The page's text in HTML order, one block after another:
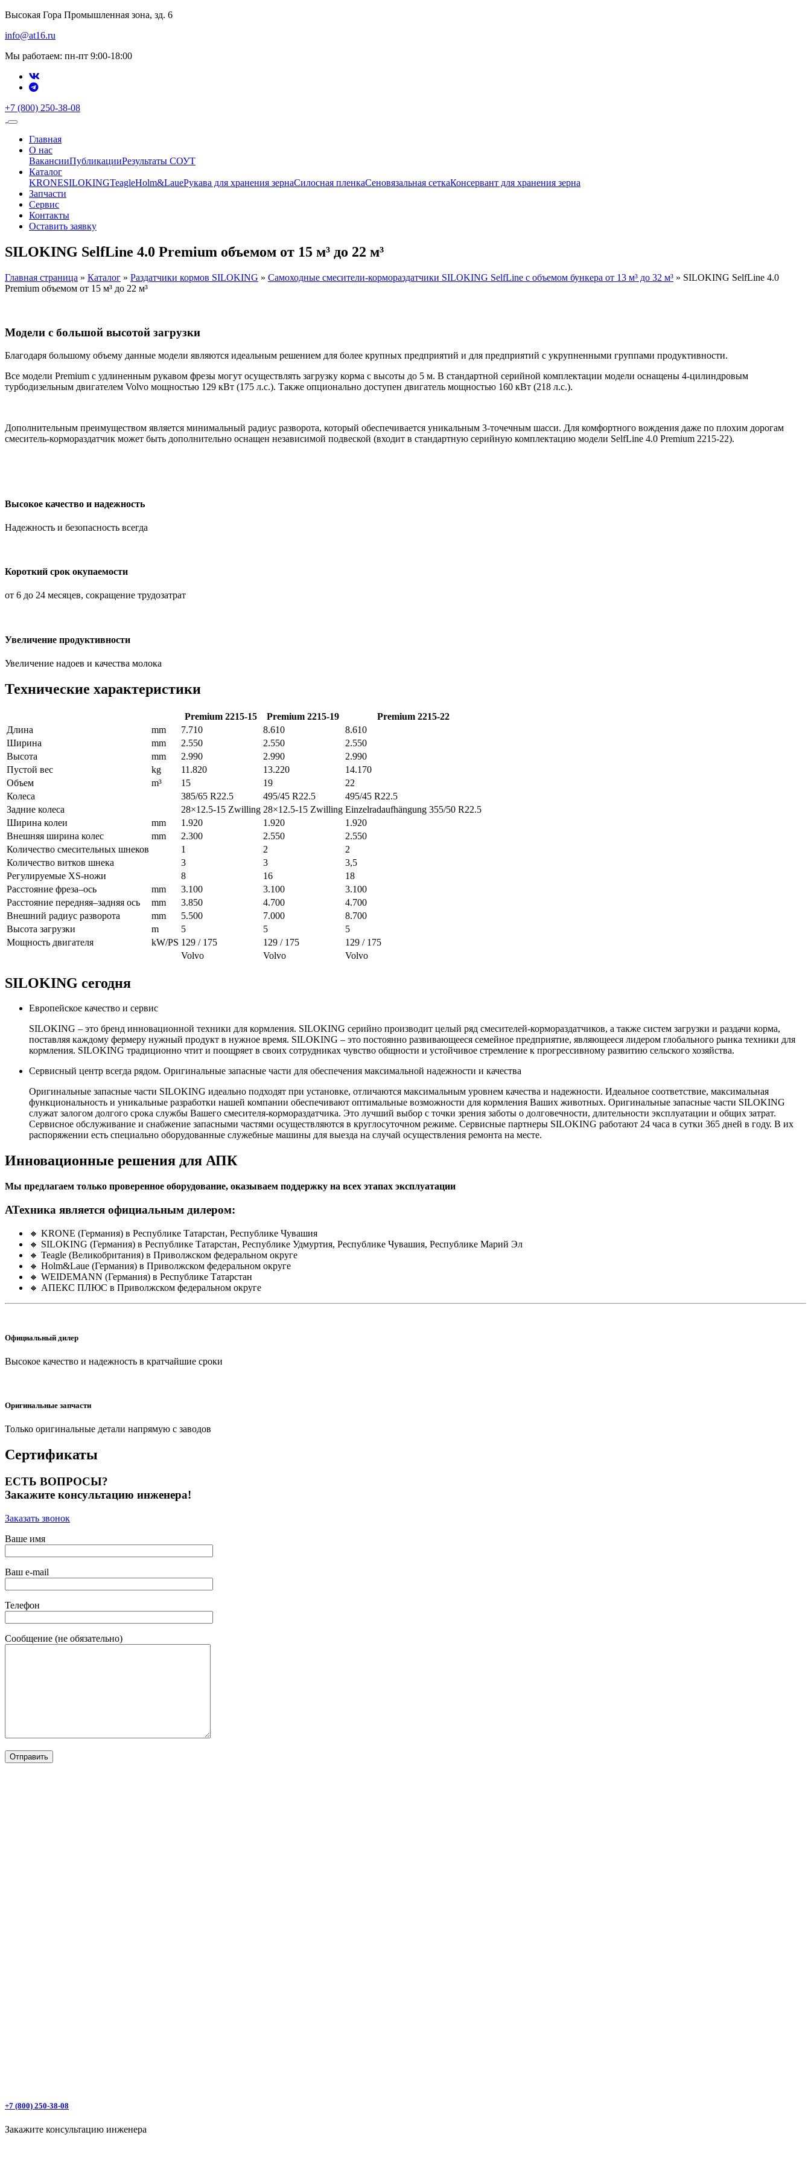
Высокая Гора Промышленная зона, зд. 6
info@at16.ru
Мы работаем: пн-пт 9:00-18:00
+7 (800) 250-38-08
Главная
О нас
ВакансииПубликацииРезультаты СОУТ
Каталог
KRONESILOKINGTeagleHolm&LaueРукава для хранения зернаСилосная пленкаСеновязальная сеткаКонсервант для хранения зерна
Запчасти
Сервис
Контакты
Оставить заявку
SILOKING SelfLine 4.0 Premium объемом от 15 м³ до 22 м³
Главная страница » Каталог » Раздатчики кормов SILOKING » Cамоходные смесители-кормораздатчики SILOKING SelfLine с объемом бункера от 13 м³ до 32 м³ » SILOKING SelfLine 4.0
Premium объемом от 15 м³ до 22 м³
Модели с большой высотой загрузки
Благодаря большому объему данные модели являются идеальным решением для более крупных предприятий и для предприятий с укрупненными группами продуктивности.
Все модели Premium с удлиненным рукавом фрезы могут осуществлять загрузку корма с высоты до 5 м. В стандартной серийной комплектации модели оснащены 4-цилиндровым
турбодизельным двигателем Volvo мощностью 129 кВт (175 л.с.). Также опционально доступен двигатель мощностью 160 кВт (218 л.с.).
Дополнительным преимуществом является минимальный радиус разворота, который обеспечивается уникальным 3-точечным шасси. Для комфортного вождения даже по плохим дорогам
смеситель-кормораздатчик может быть дополнительно оснащен независимой подвеской (входит в стандартную серийную комплектацию модели SelfLine 4.0 Premium 2215-22).
Высокое качество и надежность
Надежность и безопасность всегда
Короткий срок окупаемости
от 6 до 24 месяцев, сокращение трудозатрат
Увеличение продуктивности
Увеличение надоев и качества молока
Технические характеристики
Premium 2215-15 Premium 2215-19
Premium 2215-22
Длина
mm 7.710 8.610
8.610
Ширина
mm 2.550 2.550
2.550
Высота
mm 2.990 2.990
2.990
Пустой вес
kg 11.820 13.220
14.170
Объем
m³ 15 19
22
Колеса
385/65 R22.5 495/45 R22.5
495/45 R22.5
Задние колеса
28×12.5-15 Zwilling 28×12.5-15 Zwilling Einzelradaufhängung 355/50 R22.5
Ширина колеи
mm 1.920 1.920
1.920
Внешняя ширина колес
mm 2.300 2.550
2.550
Количество смесительных шнеков
1 2
2
Количество витков шнека
3 3
3,5
Регулируемые ХS-ножи
8 16
18
Расстояние фреза–ось
mm 3.100 3.100
3.100
Расстояние передняя–задняя ось
mm 3.850 4.700
4.700
Внешний радиус разворота
mm 5.500 7.000
8.700
Высота загрузки
m 5 5
5
Мощность двигателя
kW/PS 129 / 175 129 / 175
129 / 175
Volvo
Volvo Volvo
SILOKING сегодня
Европейское качество и сервис
SILOKING – это бренд инновационной техники для кормления. SILOKING серийно производит целый ряд смесителей-кормораздатчиков, а также систем загрузки и раздачи корма,
поставляя каждому фермеру нужный продукт в нужное время. SILOKING – это постоянно развивающееся семейное предприятие, являющееся лидером глобального рынка техники для
кормления. SILOKING традиционно чтит и поощряет в своих сотрудниках чувство общности и устойчивое стремление к прогрессивному развитию сельского хозяйства.
Сервисный центр всегда рядом. Оригинальные запасные части для обеспечения максимальной надежности и качества
Оригинальные запасные части SILOKING идеально подходят при установке, отличаются максимальным уровнем качества и надежности. Идеальное соответствие, максимальная
функциональность и уникальные разработки нашей компании обеспечивают оптимальные возможности для кормления Ваших животных. Оригинальные запасные части SILOKING
служат залогом долгого срока службы Вашего смесителя-кормораздатчика. Это лучший выбор с точки зрения заботы о долговечности, длительности эксплуатации и общих затрат.
Сервисное обслуживание и снабжение запасными частями осуществляются в круглосуточном режиме. Сервисные партнеры SILOKING работают 24 часа в сутки 365 дней в году. В их
распоряжении есть специально оборудованные служебные машины для выезда на случай осуществления ремонта на месте.
Инновационные решения для АПК
Мы предлагаем только проверенное оборудование, оказываем поддержку на всех этапах эксплуатации
АТехника является официальным дилером:
🔸 KRONE (Германия) в Республике Татарстан, Республике Чувашия
🔸 SILOKING (Германия) в Республике Татарстан, Республике Удмуртия, Республике Чувашия, Республике Марий Эл
🔸 Teagle (Великобритания) в Приволжском федеральном округе
🔸 Holm&Laue (Германия) в Приволжском федеральном округе
🔸 WEIDEMANN (Германия) в Республике Татарстан
🔸 АПЕКС ПЛЮС в Приволжском федеральном округе
Официальный дилер
Высокое качество и надежность в кратчайшие сроки
Оригинальные запчасти
Только оригинальные детали напрямую с заводов
Сертификаты
ЕСТЬ ВОПРОСЫ?
Закажите консультацию инженера!
Заказать звонок
Ваше имя
Ваш e-mail
Телефон
Сообщение (не обязательно)
+7 (800) 250-38-08
Закажите консультацию инженера